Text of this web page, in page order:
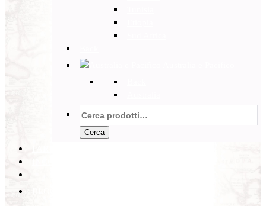
Cerca:
Cerca